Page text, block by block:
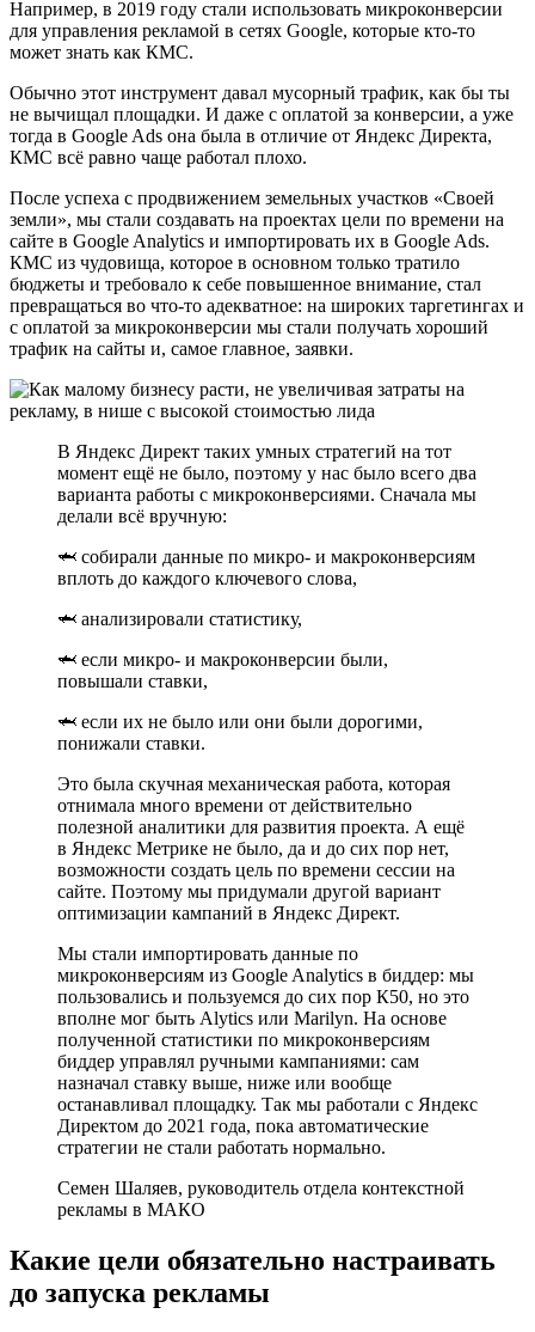
Например, в 2019 году стали использовать микроконверсии
для управления рекламой в сетях Google, которые кто-то
может знать как КМС.
Обычно этот инструмент давал мусорный трафик, как бы ты
не вычищал площадки. И даже с оплатой за конверсии, а уже
тогда в Google Ads она была в отличие от Яндекс Директа,
КМС всё равно чаще работал плохо.
После успеха с продвижением земельных участков «Своей
земли», мы стали создавать на проектах цели по времени на
сайте в Google Analytics и импортировать их в Google Ads.
КМС из чудовища, которое в основном только тратило
бюджеты и требовало к себе повышенное внимание, стал
превращаться во что-то адекватное: на широких таргетингах и
с оплатой за микроконверсии мы стали получать хороший
трафик на сайты и, самое главное, заявки.
В Яндекс Директ таких умных стратегий на тот
момент ещё не было, поэтому у нас было всего два
варианта работы с микроконверсиями. Сначала мы
делали всё вручную:
🦈 собирали данные по микро- и макроконверсиям
вплоть до каждого ключевого слова,
🦈 анализировали статистику,
🦈 если микро- и макроконверсии были,
повышали ставки,
🦈 если их не было или они были дорогими,
понижали ставки.
Это была скучная механическая работа, которая
отнимала много времени от действительно
полезной аналитики для развития проекта. А ещё
в Яндекс Метрике не было, да и до сих пор нет,
возможности создать цель по времени сессии на
сайте. Поэтому мы придумали другой вариант
оптимизации кампаний в Яндекс Директ.
Мы стали импортировать данные по
микроконверсиям из Google Analytics в биддер: мы
пользовались и пользуемся до сих пор К50, но это
вполне мог быть Alytics или Marilyn. На основе
полученной статистики по микроконверсиям
биддер управлял ручными кампаниями: сам
назначал ставку выше, ниже или вообще
останавливал площадку. Так мы работали с Яндекс
Директом до 2021 года, пока автоматические
стратегии не стали работать нормально.
Семен Шаляев, руководитель отдела контекстной
рекламы в МАКО
Какие цели обязательно настраивать
до запуска рекламы